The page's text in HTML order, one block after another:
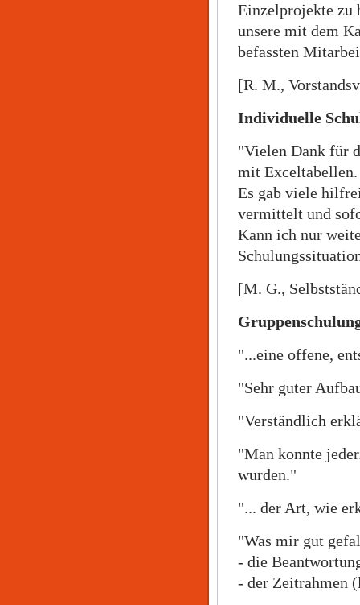
Einzelprojekte zu
unsere mit dem
befassten
[R. M.,
Individuelle
"Vielen Dank für
mit Exceltabellen.
Es gab viele
vermittelt und
Kann ich nur
[M. G.,
"...eine offene,
"Sehr guter
"Verständlich
"Man konnte
wurden."
"... der Art, wie
"Was mir gut
- die
- der Zeitrahmen